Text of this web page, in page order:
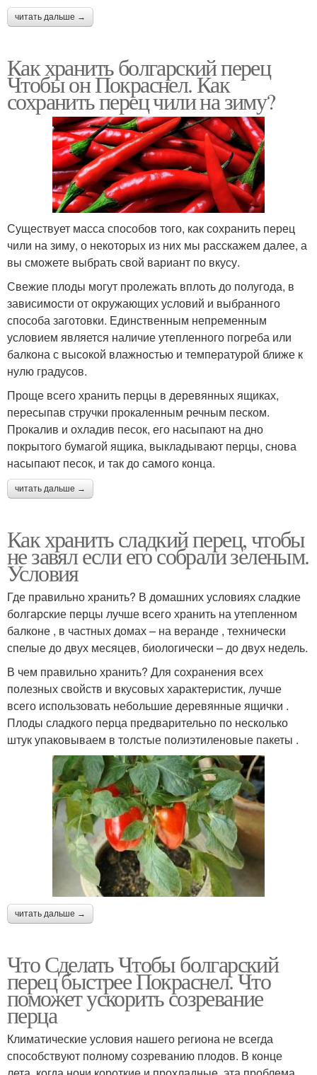
читать дальше →
Как хранить болгарский перец
Чтобы он Покраснел. Как
сохранить перец чили на зиму?
Существует масса способов того, как сохранить перец
чили на зиму, о некоторых из них мы расскажем далее, а
вы сможете выбрать свой вариант по вкусу.
Свежие плоды могут пролежать вплоть до полугода, в
зависимости от окружающих условий и выбранного
способа заготовки. Единственным непременным
условием является наличие утепленного погреба или
балкона с высокой влажностью и температурой ближе к
нулю градусов.
Проще всего хранить перцы в деревянных ящиках,
пересыпав стручки прокаленным речным песком.
Прокалив и охладив песок, его насыпают на дно
покрытого бумагой ящика, выкладывают перцы, снова
насыпают песок, и так до самого конца.
читать дальше →
Как хранить сладкий перец, чтобы
не завял если его собрали зеленым.
Условия
Где правильно хранить? В домашних условиях сладкие
болгарские перцы лучше всего хранить на утепленном
балконе , в частных домах – на веранде , технически
спелые до двух месяцев, биологически – до двух недель.
В чем правильно хранить? Для сохранения всех
полезных свойств и вкусовых характеристик, лучше
всего использовать небольшие деревянные ящички .
Плоды сладкого перца предварительно по несколько
штук упаковываем в толстые полиэтиленовые пакеты .
читать дальше →
Что Сделать Чтобы болгарский
перец быстрее Покраснел. Что
поможет ускорить созревание
перца
Климатические условия нашего региона не всегда
способствуют полному созреванию плодов. В конце